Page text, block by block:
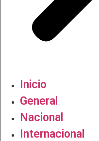
Inicio
General
Nacional
Internacional